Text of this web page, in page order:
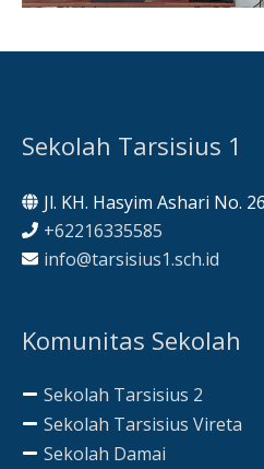
Sekolah Tarsisius 1
Jl. KH. Hasyim Ashari No.
+62216335585
info@tarsisius1.sch.id
Komunitas Sekolah
Sekolah Tarsisius 2
Sekolah Tarsisius Vireta
Sekolah Damai